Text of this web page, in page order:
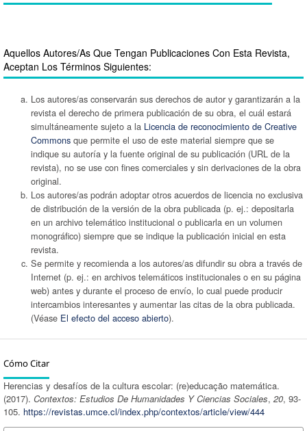
Aquellos Autores/as Que Tengan Publicaciones Con Esta Revista,
Aceptan Los Términos Siguientes:
Los autores/as conservarán sus derechos de autor y garantizarán a la
revista el derecho de primera publicación de su obra, el cuál estará
simultáneamente sujeto a la Licencia de reconocimiento de Creative
Commonsque permite el uso de este material siempre que se
indique su autoría y la fuente original de su publicación (URL de la
revista), no se use con fines comerciales y sin derivaciones de la obra
original.
Los autores/as podrán adoptar otros acuerdos de licencia no exclusiva
de distribución de la versión de la obra publicada (p. ej.: depositarla
en un archivo telemático institucional o publicarla en un volumen
monográfico) siempre que se indique la publicación inicial en esta
revista.
Se permite y recomienda a los autores/as difundir su obra a través de
Internet (p. ej.: en archivos telemáticos institucionales o en su página
web) antes y durante el proceso de envío, lo cual puede producir
intercambios interesantes y aumentar las citas de la obra publicada.
(Véase El efecto del acceso abierto).
Cómo Citar
Herencias y desafíos de la cultura escolar: (re)educação matemática.
(2017). Contextos: Estudios De Humanidades Y Ciencias Sociales, 20, 93-
105. https://revistas.umce.cl/index.php/contextos/article/view/444